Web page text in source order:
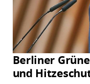
Berliner
und